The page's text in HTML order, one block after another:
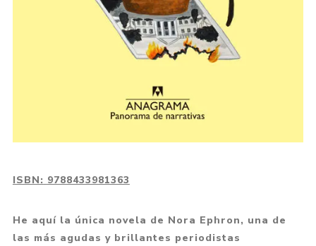
ISBN: 9788433981363
He aquí la única novela de Nora Ephron, una de
las más agudas y brillantes periodistas